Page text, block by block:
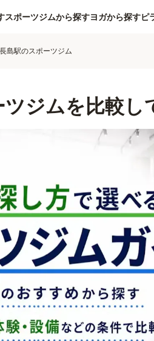
スポーツジムから探すヨガから探すピ
島駅のスポーツジム
ジムを比較し